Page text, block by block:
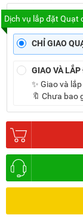
Dịch vụ lắp đặt Quạt
CHỈ GIAO
GIAO VÀ
✨ Giao và
🔖 Chưa bao